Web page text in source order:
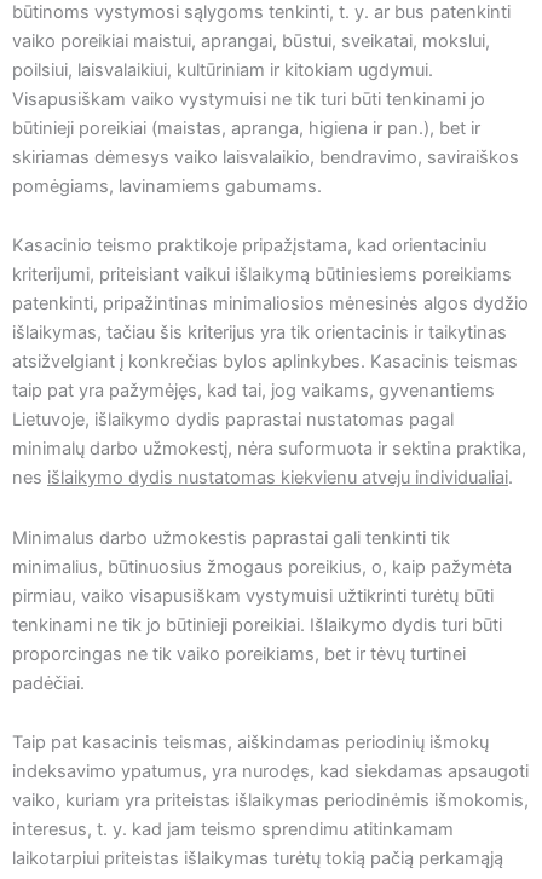
būtinoms vystymosi sąlygoms tenkinti, t. y. ar bus patenkinti
vaiko poreikiai maistui, aprangai, būstui, sveikatai, mokslui,
poilsiui, laisvalaikiui, kultūriniam ir kitokiam ugdymui.
Visapusiškam vaiko vystymuisi ne tik turi būti tenkinami jo
būtinieji poreikiai (maistas, apranga, higiena ir pan.), bet ir
skiriamas dėmesys vaiko laisvalaikio, bendravimo, saviraiškos
pomėgiams, lavinamiems gabumams.
Kasacinio teismo praktikoje pripažįstama, kad orientaciniu
kriterijumi, priteisiant vaikui išlaikymą būtiniesiems poreikiams
patenkinti, pripažintinas minimaliosios mėnesinės algos dydžio
išlaikymas, tačiau šis kriterijus yra tik orientacinis ir taikytinas
atsižvelgiant į konkrečias bylos aplinkybes. Kasacinis teismas
taip pat yra pažymėjęs, kad tai, jog vaikams, gyvenantiems
Lietuvoje, išlaikymo dydis paprastai nustatomas pagal
minimalų darbo užmokestį, nėra suformuota ir sektina praktika,
nes išlaikymo dydis nustatomas kiekvienu atveju individualiai.
Minimalus darbo užmokestis paprastai gali tenkinti tik
minimalius, būtinuosius žmogaus poreikius, o, kaip pažymėta
pirmiau, vaiko visapusiškam vystymuisi užtikrinti turėtų būti
tenkinami ne tik jo būtinieji poreikiai. Išlaikymo dydis turi būti
proporcingas ne tik vaiko poreikiams, bet ir tėvų turtinei
padėčiai.
Taip pat kasacinis teismas, aiškindamas periodinių išmokų
indeksavimo ypatumus, yra nurodęs, kad siekdamas apsaugoti
vaiko, kuriam yra priteistas išlaikymas periodinėmis išmokomis,
interesus, t. y. kad jam teismo sprendimu atitinkamam
laikotarpiui priteistas išlaikymas turėtų tokią pačią perkamąją